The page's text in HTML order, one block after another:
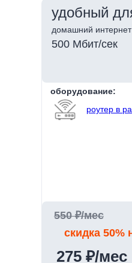
домашний интернет
500 Мбит/сек
275 ₽/мес
550 ₽/мес
скидка 50%
роутер в
оборудование:
удобный